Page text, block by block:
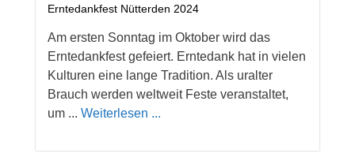
Erntedankfest Nütterden 2024
Am ersten Sonntag im Oktober wird das
Erntedankfest gefeiert. Erntedank hat in vielen
Kulturen eine lange Tradition. Als uralter
Brauch werden weltweit Feste veranstaltet,
um ... Weiterlesen ...